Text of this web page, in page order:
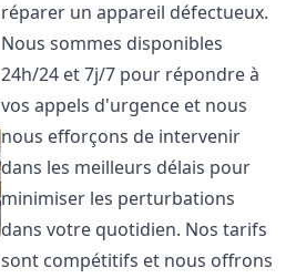
réparer un appareil défectueux.
Nous sommes disponibles
24h/24 et 7j/7 pour répondre à
vos appels d'urgence et nous
nous efforçons de intervenir
dans les meilleurs délais pour
minimiser les perturbations
dans votre quotidien. Nos tarifs
sont compétitifs et nous offrons